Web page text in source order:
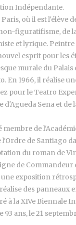
Indépendante.
où il est l'élève
figuratifisme, de
et lyrique.
esprit pour les
murale du
En 1966, il réalise
pour le Teatro
d'Agueda Sena et
membre de
de Santiago
du roman de
de Commandeur
une exposition
des
à la XIVe Biennale
93 ans, le 21